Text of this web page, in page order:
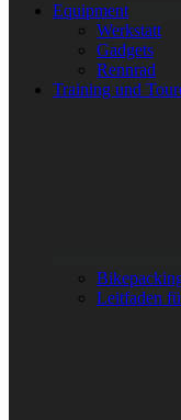
Equipment
Werkstatt
Gadgets
Rennrad
Training und
Leitfaden